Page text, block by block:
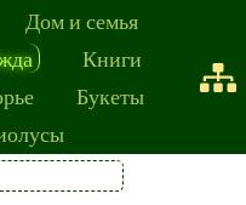
Дом и семья
Книги
Букеты